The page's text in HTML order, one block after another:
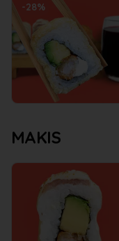
-28%
MAKIS